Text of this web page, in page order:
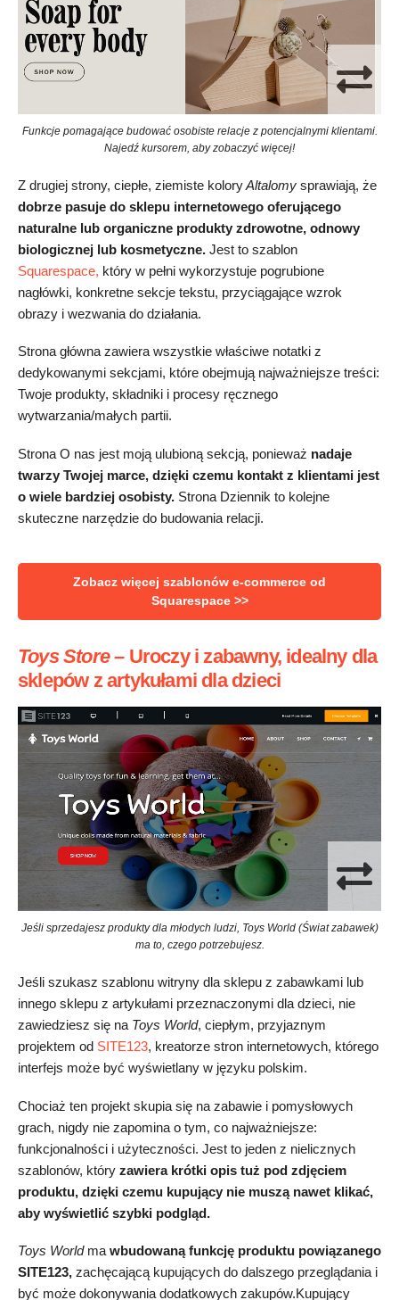
Funkcje pomagające budować osobiste relacje z potencjalnymi klientami.
Najedź kursorem, aby zobaczyć więcej!
Z drugiej strony, ciepłe, ziemiste koloryAltalomy sprawiają, że
dobrze pasuje do sklepu internetowego oferującego
naturalne lub organiczne produkty zdrowotne, odnowy
biologicznej lub kosmetyczne. Jest to szablon
Squarespace, który w pełni wykorzystuje pogrubione
nagłówki, konkretne sekcje tekstu, przyciągające wzrok
obrazy i wezwania do działania.
Strona główna zawiera wszystkie właściwe notatki z
dedykowanymi sekcjami, które obejmują najważniejsze treści:
Twoje produkty, składniki i procesy ręcznego
wytwarzania/małych partii.
Strona O nas jest moją ulubioną sekcją, ponieważ nadaje
twarzy Twojej marce, dzięki czemu kontakt z klientami jest
o wiele bardziej osobisty. Strona Dziennik to kolejne
skuteczne narzędzie do budowania relacji.
Zobacz więcej szablonów e-commerce od
Squarespace >>
Toys Store – Uroczy i zabawny, idealny dla
sklepów z artykułami dla dzieci
Jeśli sprzedajesz produkty dla młodych ludzi, Toys World (Świat zabawek)
ma to, czego potrzebujesz.
Jeśli szukasz szablonu witryny dla sklepu z zabawkami lub
innego sklepu z artykułami przeznaczonymi dla dzieci, nie
zawiedziesz się na Toys World, ciepłym, przyjaznym
projektem od SITE123, kreatorze stron internetowych, którego
interfejs może być wyświetlany w języku polskim.
Chociaż ten projekt skupia się na zabawie i pomysłowych
grach, nigdy nie zapomina o tym, co najważniejsze:
funkcjonalności i użyteczności. Jest to jeden z nielicznych
szablonów, który zawiera krótki opis tuż pod zdjęciem
produktu, dzięki czemu kupujący nie muszą nawet klikać,
aby wyświetlić szybki podgląd.
Toys Worldma wbudowaną funkcję produktu powiązanego
SITE123, zachęcającą kupujących do dalszego przeglądania i
być może dokonywania dodatkowych zakupów.Kupujący